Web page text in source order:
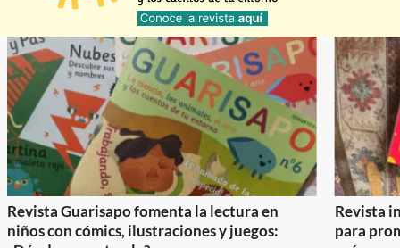
Revista Guarisapo fomenta la lectura en
niños con cómics, ilustraciones y juegos:
Revista
para